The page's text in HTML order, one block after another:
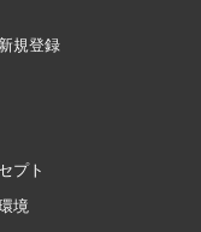
規登録
プト
境